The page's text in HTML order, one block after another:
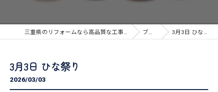
三重県のリフォームなら高品質な工事のアトラ ブログ 3月3日 ひな祭り
3月3日 ひな祭り
2026/03/03